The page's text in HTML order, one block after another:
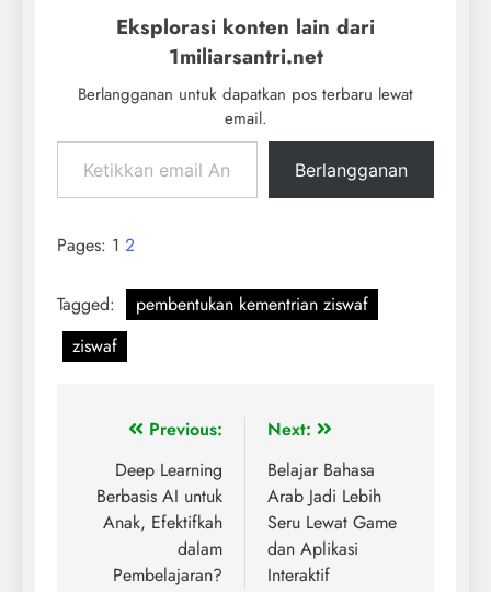
Eksplorasi konten lain dari
1miliarsantri.net
Berlangganan untuk dapatkan pos terbaru lewat
email.
Berlangganan
Pages: 1 2
Tagged:
pembentukan kementrian ziswaf
ziswaf
Previous:
Deep Learning
Berbasis AI untuk
Anak, Efektifkah
dalam
Pembelajaran?
Next:
Belajar Bahasa
Arab Jadi Lebih
Seru Lewat Game
dan Aplikasi
Interaktif